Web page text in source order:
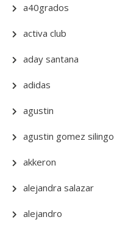
a40grados
activa club
aday santana
adidas
agustin
agustin gomez silingo
akkeron
alejandra salazar
alejandro